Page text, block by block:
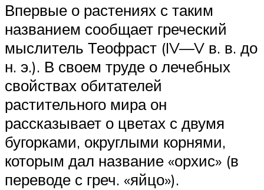
Впервые о растениях с таким
названием сообщает греческий
мыслитель Теофраст (IV—V в. в. до
н. э.). В своем труде о лечебных
свойствах обитателей
растительного мира он
рассказывает о цветах с двумя
бугорками, округлыми корнями,
которым дал название «орхис» (в
переводе с греч. «яйцо»).